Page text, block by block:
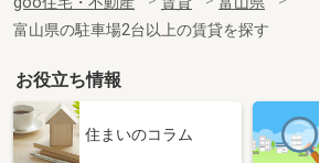
専有面積
23.6m²
間取り
1K
富山県高岡市赤祖父
価 格
6.40万円
富山県高岡市赤
富山県の駐車場2台以上の賃貸を探す
お役立ち情報
住まいのコラム